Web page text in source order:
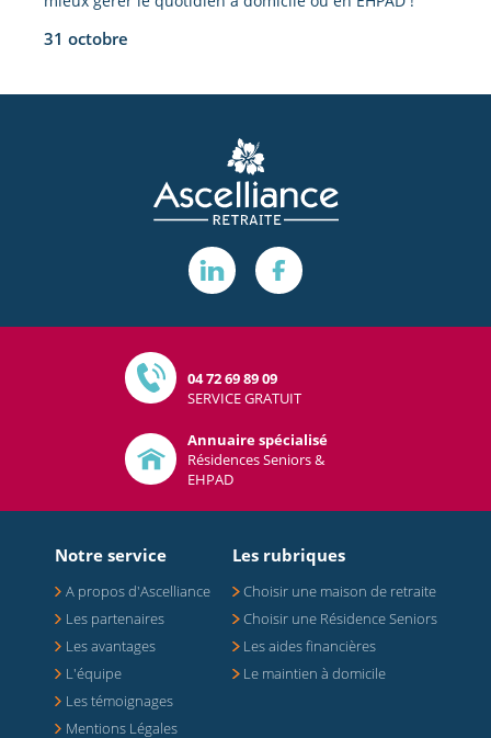
31 octobre
Notre service
A propos d'Ascelliance
Les partenaires
Les avantages
L'équipe
Les témoignages
Mentions Légales
Les rubriques
Choisir une maison de retraite
Choisir une Résidence Seniors
Les aides financières
Le maintien à domicile
04 72 69 89 09
SERVICE GRATUIT
Annuaire spécialisé
Résidences Seniors &
EHPAD